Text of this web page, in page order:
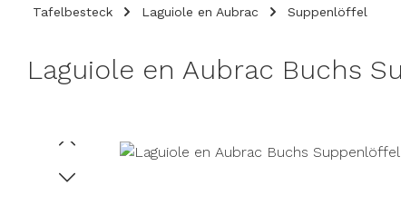
Tafelbesteck Laguiole en Aubrac Suppenlöffel
Laguiole en Aubrac Buchs
Bildergalerie überspringen